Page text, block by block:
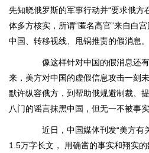
先知晓俄罗斯的军事行动并“要求俄方
体多方核实，所谓“匿名高官”来自白
中国、转移视线、甩锅推责的假消息。
像这样针对中国的假消息还有
来，美方对中国的虚假信息攻击一刻
默许纵容俄方，到帮助俄规避制裁、
八门的谣言抹黑中国，但无一不被事实
近日，中国媒体刊发“美方有
1.5万字长文， 用确凿的事实和翔实